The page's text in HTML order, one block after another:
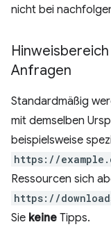
nicht bei
Anfragen
Standardmäßig
mit demselben
beispielsweise
https://
Ressourcen sich
https://
Sie keine Tipps.